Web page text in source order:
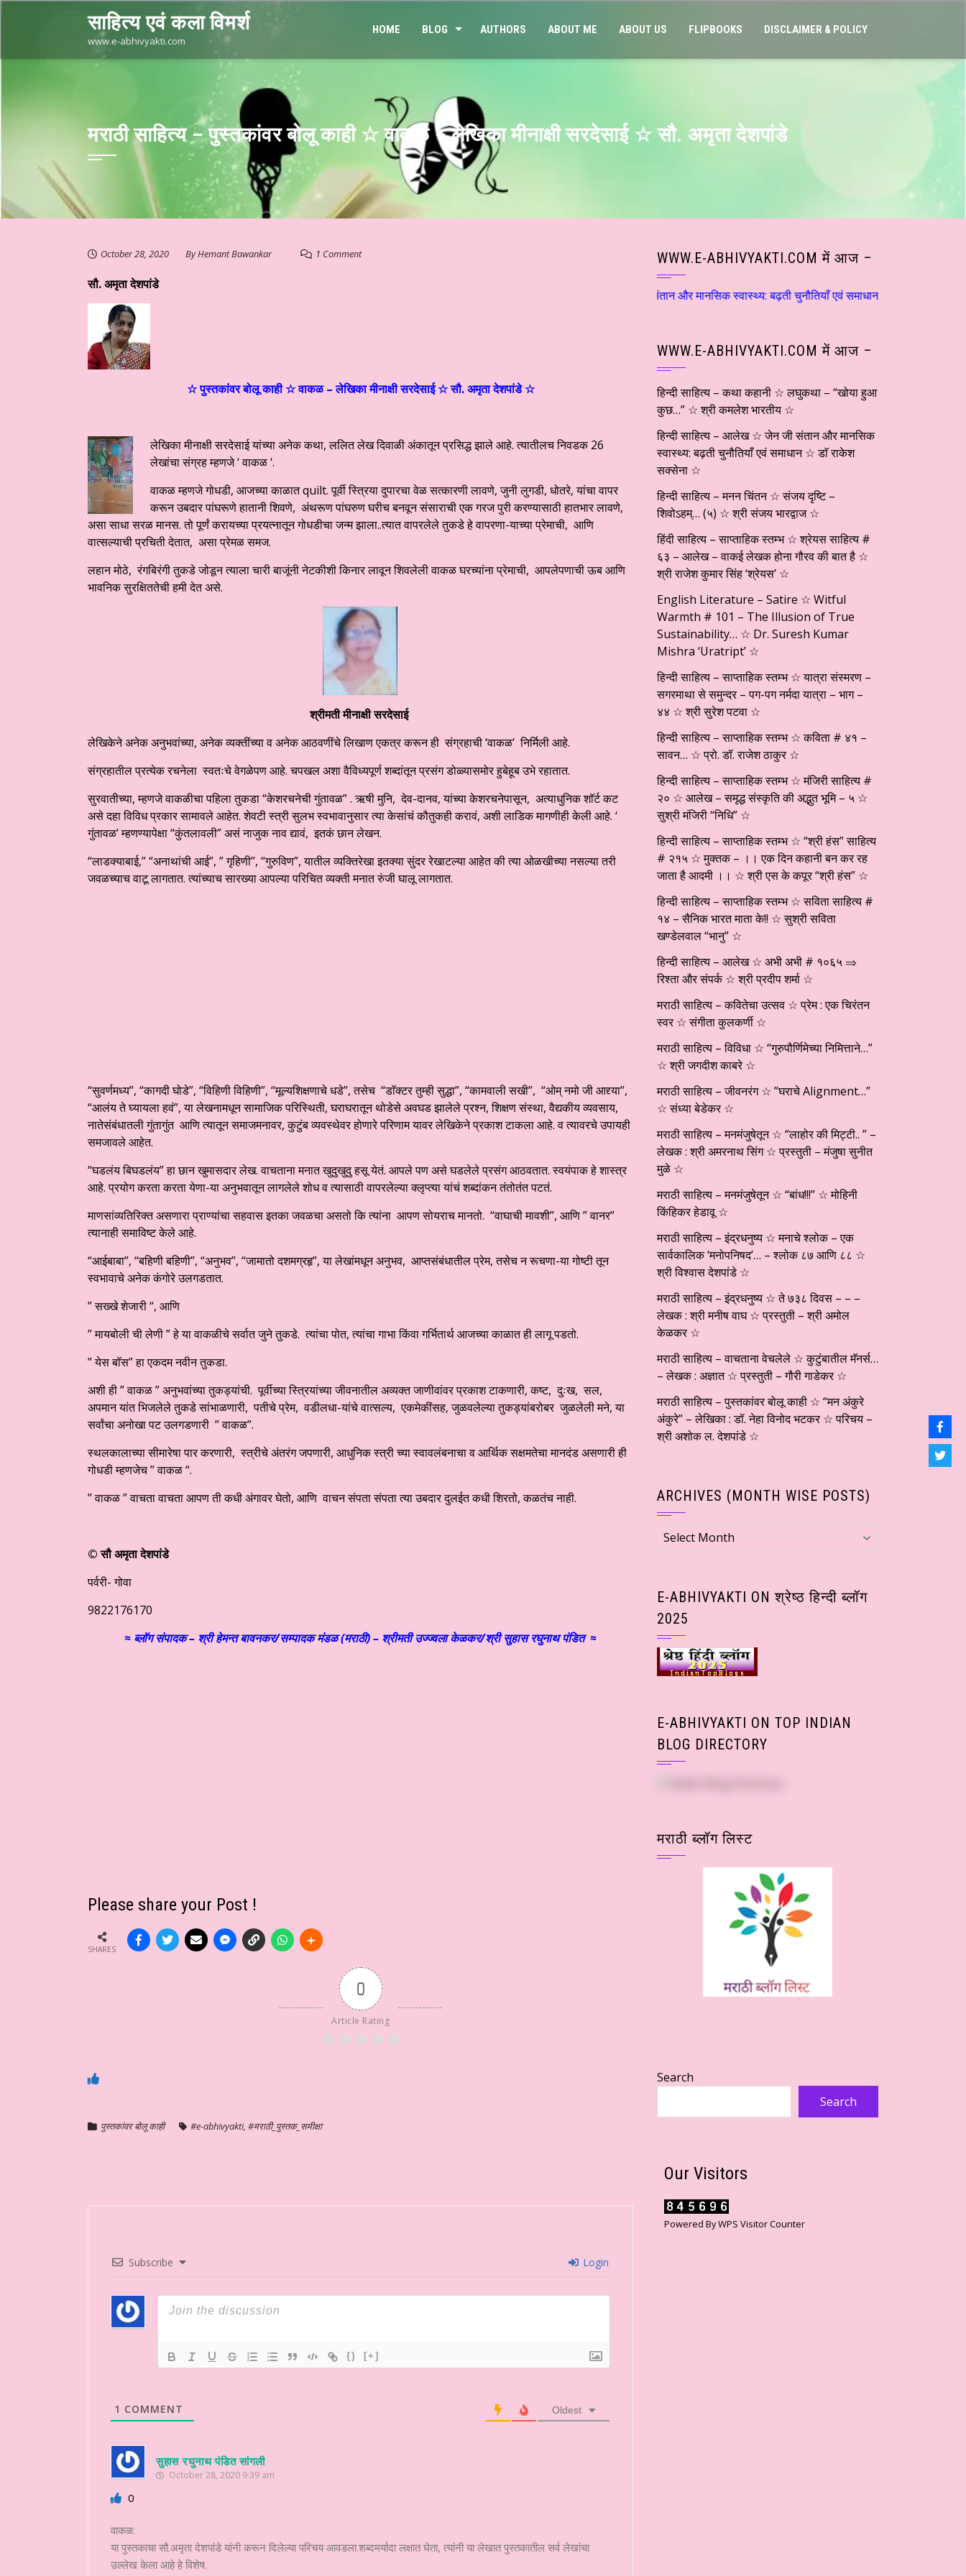
साहित्य एवं कला विमर्श
www.e-abhivyakti.com
HOME BLOG AUTHORS ABOUT ME ABOUT US FLIPBOOKS DISCLAIMER & POLICY
मराठी साहित्य – पुस्तकांवर बोलू काही ☆ वाकळ – लेखिका मीनाक्षी सरदेसाई ☆ सौ. अमृता देशपांडे
October 28, 2020 ByHemant Bawankar 1 Comment
सौ. अमृता देशपांडे
☆ पुस्तकांवर बोलू काही ☆ वाकळ – लेखिका मीनाक्षी सरदेसाई ☆ सौ. अमृता देशपांडे ☆
लेखिका मीनाक्षी सरदेसाई यांच्या अनेक कथा, ललित लेख दिवाळी अंकातून प्रसिद्ध झाले आहे. त्यातीलच निवडक 26
लेखांचा संग्रह म्हणजे ‘ वाकळ ‘.
वाकळ म्हणजे गोधडी, आजच्या काळात quilt. पूर्वी स्त्रिया दुपारचा वेळ सत्कारणी लावणे, जुनी लुगडी, धोतरे, यांचा वापर
करून उबदार पांघरूणे हातानी शिवणे, अंथरूण पांघरुण घरीच बनवून संसाराची एक गरज पुरी करण्यासाठी हातभार लावणे,
असा साधा सरळ मानस. तो पूर्णं करायच्या प्रयत्नातून गोधडीचा जन्म झाला..त्यात वापरलेले तुकडे हे वापरणा-याच्या प्रेमाची, आणि
वात्सल्याची प्रचिती देतात, असा प्रेमळ समज.
लहान मोठे, रंगबिरंगी तुकडे जोडून त्याला चारी बाजूंनी नेटकीशी किनार लावून शिवलेली वाकळ घरच्यांना प्रेमाची, आपलेपणाची ऊब आणि
भावनिक सुरक्षिततेची हमी देत असे.
श्रीमती मीनाक्षी सरदेसाई
लेखिकेने अनेक अनुभवांच्या, अनेक व्यक्तींच्या व अनेक आठवणींचे लिखाण एकत्र करून ही संग्रहाची ‘वाकळ’ निर्मिली आहे.
संग्रहातील प्रत्येक रचनेला स्वतःचे वेगळेपण आहे. चपखल अशा वैविध्यपूर्ण शब्दांतून प्रसंग डोळ्यासमोर हुबेहूब उभे रहातात.
सुरवातीच्या, म्हणजे वाकळीचा पहिला तुकडा “केशरचनेची गुंतावळ” . ऋषी मुनि, देव-दानव, यांच्या केशरचनेपासून, अत्याधुनिक शाॅर्ट कट
असे दहा विविध प्रकार सामावले आहेत. शेवटी स्त्री सुलभ स्वभावानुसार त्या केसांचं कौतुकही करावं, अशी लाडिक मागणीही केली आहे. ‘
गुंतावळ’ म्हणण्यापेक्षा “कुंतलावली” असं नाजुक नाव द्यावं, इतकं छान लेखन.
“लाडक्याबाई,” “अनाथांची आई”, ” गृहिणी”, “गुरुविण”, यातील व्यक्तिरेखा इतक्या सुंदर रेखाटल्या आहेत की त्या ओळखीच्या नसल्या तरी
जवळच्याच वाटू लागतात. त्यांच्याच सारख्या आपल्या परिचित व्यक्ती मनात रुंजी घालू लागतात.
“सुवर्णमध्य”, “कागदी घोडे”, “विहिणी विहिणी”, “मूल्यशिक्षणाचे धडे”, तसेच “डाॅक्टर तुम्ही सुद्धा”, “कामवाली सखी”, “ओम् नमो जी आद्द्या”,
“आलंय ते घ्यायला हवं”, या लेखनामधून सामाजिक परिस्थिती, घराघरातून थोडेसे अवघड झालेले प्रश्न, शिक्षण संस्था, वैद्यकीय व्यवसाय,
नातेसंबंधातली गुंतागुंत आणि त्यातून समाजमनावर, कुटुंब व्यवस्थेवर होणारे परिणाम यावर लेखिकेने प्रकाश टाकला आहे. व त्यावरचे उपायही
समजावले आहेत.
“घडलंय बिघडलंय” हा छान खुमासदार लेख. वाचताना मनात खुदुखुदु हसू येतं. आपले पण असे घडलेले प्रसंग आठवतात. स्वयंपाक हे शास्त्र
आहे. प्रयोग करता करता येणा-या अनुभवातून लागलेले शोध व त्यासाठी वापरलेल्या क्लृप्त्या यांचं शब्दांकन तंतोतंत पटतं.
माणसांव्यतिरिक्त असणारा प्राण्यांचा सहवास इतका जवळचा असतो कि त्यांना आपण सोयराच मानतो. “वाघाची मावशी”, आणि ” वानर”
त्यानाही समाविष्ट केले आहे.
“आईबाबा”, “बहिणी बहिणी”, “अनुभव”, “जामातो दशमग्रहृ”, या लेखांमधून अनुभव, आप्तसंबंधातील प्रेम, तसेच न रूचणा-या गोष्टी तून
स्वभावाचे अनेक कंगोरे उलगडतात.
” सख्खे शेजारी “, आणि
” मायबोली ची लेणी ” हे या वाकळीचे सर्वात जुने तुकडे. त्यांचा पोत, त्यांचा गाभा किंवा गर्भितार्थ आजच्या काळात ही लागू पडतो.
” येस बाॅस” हा एकदम नवीन तुकडा.
अशी ही ” वाकळ ” अनुभवांच्या तुकड्यांची. पूर्वीच्या स्त्रियांच्या जीवनातील अव्यक्त जाणीवांवर प्रकाश टाकणारी, कष्ट, दुःख, सल,
अपमान यांत भिजलेले तुकडे सांभाळणारी, पतीचे प्रेम, वडीलधा-यांचे वात्सल्य, एकमेकींसह, जुळवलेल्या तुकड्यांबरोबर जुळलेली मने, या
सर्वांचा अनोखा पट उलगडणारी ” वाकळ”.
स्थलकालाच्या सीमारेषा पार करणारी, स्त्रीचे अंतरंग जपणारी, आधुनिक स्त्री च्या स्वावलंबनाचा व आर्थिक सक्षमतेचा मानदंड असणारी ही
गोधडी म्हणजेच ” वाकळ “.
” वाकळ ” वाचता वाचता आपण ती कधी अंगावर घेतो, आणि वाचन संपता संपता त्या उबदार दुलईत कधी शिरतो, कळतंच नाही.
©सौ अमृता देशपांडे
पर्वरी- गोवा
9822176170
≈ ब्लॉग संपादक – श्री हेमन्त बावनकर/सम्पादक मंडळ (मराठी) – श्रीमती उज्ज्वला केळकर/श्री सुहास रघुनाथ पंडित ≈
Please share your Post !
SHARES
0
Article Rating
पुस्तकांवर बोलू काही #e-abhivyakti, #मराठी_पुस्तक_समीक्षा
Subscribe Login
{} [+]
1 COMMENT Oldest
सुहास रघुनाथ पंडित सांगली
October 28, 2020 9:39 am
0
वाकळ:
या पुस्तकाचा सौ.अमृता देशपांडे यांनी करून दिलेल्या परिचय आवडला.शब्दमर्यादा लक्षात घेता, त्यांनी या लेखात पुस्तकातील सर्व लेखांचा
उल्लेख केला आहे हे विशेष.
WWW.E-ABHIVYAKTI.COM में आज –
हिन्दी साहित्य – कथा कहानी ☆ लघुकथा – “खोया हुआ कुछ…” ☆ श्री कमलेश भारतीय ☆ हिन्दी साहित्य – आलेख ☆ जेन जी संतान और मानसिक स्वास्थ्य: बढ़ती चुनौतियाँ एवं समाधान ☆ डाॅ राकेश सक्सेना ☆
WWW.E-ABHIVYAKTI.COM में आज –
हिन्दी साहित्य – कथा कहानी ☆ लघुकथा – “खोया हुआ
कुछ…” ☆ श्री कमलेश भारतीय ☆
हिन्दी साहित्य – आलेख ☆ जेन जी संतान और मानसिक
स्वास्थ्य: बढ़ती चुनौतियाँ एवं समाधान ☆ डाॅ राकेश
सक्सेना ☆
हिन्दी साहित्य – मनन चिंतन ☆ संजय दृष्टि –
शिवोऽहम्… (५) ☆ श्री संजय भारद्वाज ☆
हिंदी साहित्य – साप्ताहिक स्तम्भ ☆ श्रेयस साहित्य #
६३ – आलेख – वाकई लेखक होना गौरव की बात है ☆
श्री राजेश कुमार सिंह ‘श्रेयस’ ☆
English Literature – Satire ☆ Witful
Warmth # 101 – The Illusion of True
Sustainability… ☆ Dr. Suresh Kumar
Mishra ‘Uratript’ ☆
हिन्दी साहित्य – साप्ताहिक स्तम्भ ☆ यात्रा संस्मरण –
सगरमाथा से समुन्दर – पग-पग नर्मदा यात्रा – भाग –
४४ ☆ श्री सुरेश पटवा ☆
हिन्दी साहित्य – साप्ताहिक स्तम्भ ☆ कविता # ४१ –
सावन… ☆ प्रो. डॉ. राजेश ठाकुर ☆
हिन्दी साहित्य – साप्ताहिक स्तम्भ ☆ मंजिरी साहित्य #
२० ☆ आलेख – समृद्ध संस्कृति की अद्भुत भूमि – ५ ☆
सुश्री मंजिरी “निधि” ☆
हिन्दी साहित्य – साप्ताहिक स्तम्भ ☆ “श्री हंस” साहित्य
# २१५ ☆ मुक्तक – ।। एक दिन कहानी बन कर रह
जाता है आदमी ।। ☆ श्री एस के कपूर “श्री हंस” ☆
हिन्दी साहित्य – साप्ताहिक स्तम्भ ☆ सविता साहित्य #
१४ – सैनिक भारत माता के!! ☆ सुश्री सविता
खण्डेलवाल “भानु” ☆
हिन्दी साहित्य – आलेख ☆ अभी अभी # १०६५ ⇒
रिश्ता और संपर्क ☆ श्री प्रदीप शर्मा ☆
मराठी साहित्य – कवितेचा उत्सव ☆ प्रेम : एक चिरंतन
स्वर ☆ संगीता कुलकर्णी ☆
मराठी साहित्य – विविधा ☆ “गुरुपौर्णिमेच्या निमित्ताने…”
☆ श्री जगदीश काबरे ☆
मराठी साहित्य – जीवनरंग ☆ ”घराचे Alignment…”
☆ संध्या बेडेकर ☆
मराठी साहित्य – मनमंजुषेतून ☆ “लाहोर की मिट्टी.. ” –
लेखक : श्री अमरनाथ सिंग ☆ प्रस्तुती – मंजुषा सुनीत
मुळे ☆
मराठी साहित्य – मनमंजुषेतून ☆ “बांध!!!” ☆ मोहिनी
किंहिकर हेडावू ☆
मराठी साहित्य – इंद्रधनुष्य ☆ मनाचे श्लोक – एक
सार्वकालिक ‘मनोपनिषद’… – श्लोक ८७ आणि ८८ ☆
श्री विश्वास देशपांडे ☆
मराठी साहित्य – इंद्रधनुष्य ☆ ते ७३८ दिवस – – –
लेखक : श्री मनीष वाघ ☆ प्रस्तुती – श्री अमोल
केळकर ☆
मराठी साहित्य – वाचताना वेचलेले ☆ कुटुंबातील मॅनर्स…
– लेखक : अज्ञात ☆ प्रस्तुती – गौरी गाडेकर ☆
मराठी साहित्य – पुस्तकांवर बोलू काही ☆ “मन अंकुरे
अंकुरे” – लेखिका : डॉ. नेहा विनोद भटकर ☆ परिचय –
श्री अशोक ल. देशपांडे ☆
ARCHIVES (MONTH WISE POSTS)
Archives
(Month
E-ABHIVYAKTI ON श्रेष्ठ हिन्दी ब्लॉग
2025
E-ABHIVYAKTI ON TOP INDIAN
BLOG DIRECTORY
मराठी ब्लॉग लिस्ट
Search
Search
Our Visitors
Powered ByWPS Visitor Counter